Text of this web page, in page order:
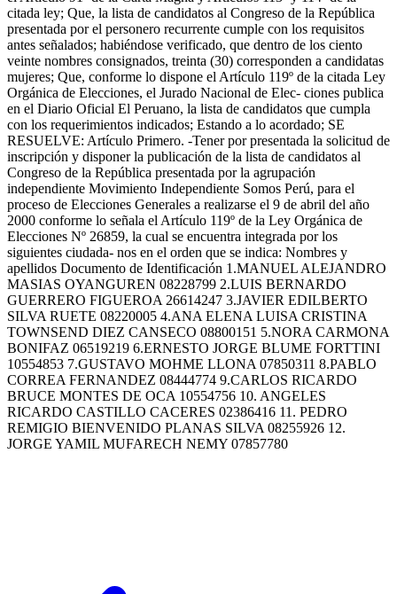
citada ley; Que, la lista de candidatos al Congreso de la República
presentada por el personero recurrente cumple con los requisitos
antes señalados; habiéndose verificado, que dentro de los ciento
veinte nombres consignados, treinta (30) corresponden a candidatas
mujeres; Que, conforme lo dispone el Artículo 119º de la citada Ley
Orgánica de Elecciones, el Jurado Nacional de Elec- ciones publica
en el Diario Oficial El Peruano, la lista de candidatos que cumpla
con los requerimientos indicados; Estando a lo acordado; SE
RESUELVE: Artículo Primero. -Tener por presentada la solicitud de
inscripción y disponer la publicación de la lista de candidatos al
Congreso de la República presentada por la agrupación
independiente Movimiento Independiente Somos Perú, para el
proceso de Elecciones Generales a realizarse el 9 de abril del año
2000 conforme lo señala el Artículo 119º de la Ley Orgánica de
Elecciones Nº 26859, la cual se encuentra integrada por los
siguientes ciudada- nos en el orden que se indica: Nombres y
apellidos Documento de Identificación 1.MANUEL ALEJANDRO
MASIAS OYANGUREN 08228799 2.LUIS BERNARDO
GUERRERO FIGUEROA 26614247 3.JAVIER EDILBERTO
SILVA RUETE 08220005 4.ANA ELENA LUISA CRISTINA
TOWNSEND DIEZ CANSECO 08800151 5.NORA CARMONA
BONIFAZ 06519219 6.ERNESTO JORGE BLUME FORTTINI
10554853 7.GUSTAVO MOHME LLONA 07850311 8.PABLO
CORREA FERNANDEZ 08444774 9.CARLOS RICARDO
BRUCE MONTES DE OCA 10554756 10. ANGELES
RICARDO CASTILLO CACERES 02386416 11. PEDRO
REMIGIO BIENVENIDO PLANAS SILVA 08255926 12.
JORGE YAMIL MUFARECH NEMY 07857780